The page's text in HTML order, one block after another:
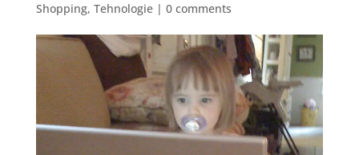
Shopping, Tehnologie| 0 comments